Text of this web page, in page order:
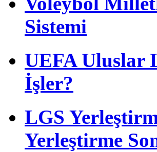
Sistemi
UEFA Uluslar
İşler?
LGS
Yerleştirme